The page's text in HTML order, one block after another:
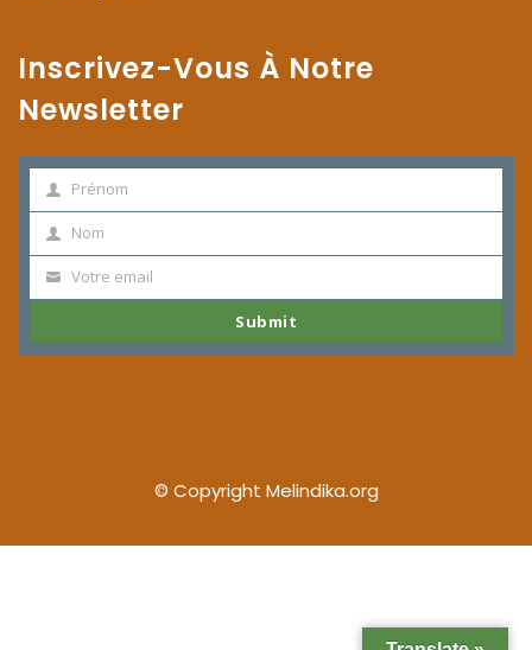
Inscrivez-Vous À Notre
Newsletter
Prénom
Prénom
Nom
Nom
Votre
Votre email
Submit
© Copyright Melindika.org